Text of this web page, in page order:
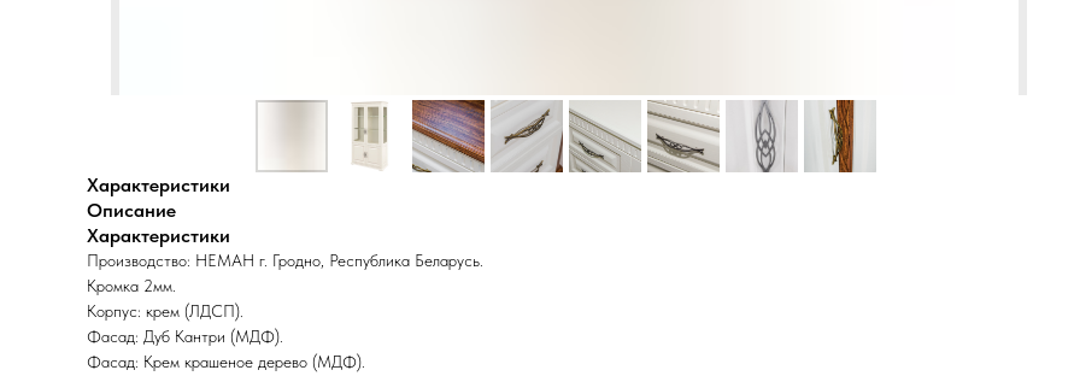
Характеристики
Описание
Характеристики
Производство: НЕМАН г. Гродно, Республика Беларусь.
Кромка 2мм.
Корпус: крем (ЛДСП).
Фасад: Дуб Кантри (МДФ).
Фасад: Крем крашеное дерево (МДФ).